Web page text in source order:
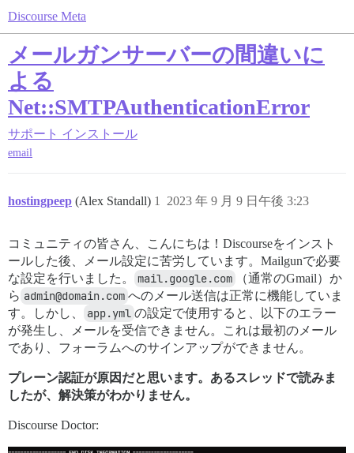
Discourse Meta
メールガンサーバーの間違いに
よる
Net::SMTPAuthenticationError
サポート インストール
email
hostingpeep (Alex Standall) 2023 年 9 月 9 日午後 3:23
1
コミュニティの皆さん、こんにちは！Discourseをインスト
ールした後、メール設定に苦労しています。Mailgunで必要
な設定を行いました。
mail.google.com
（通常のGmail）か
ら admin@domain.com へのメール送信は正常に機能していま
す。しかし、
app.yml の設定で使用すると、以下のエラー
が発生し、メールを受信できません。これは最初のメール
であり、フォーラムへのサインアップができません。
プレーン認証が原因だと思います。あるスレッドで読みま
したが、解決策がわかりません。
Discourse Doctor: